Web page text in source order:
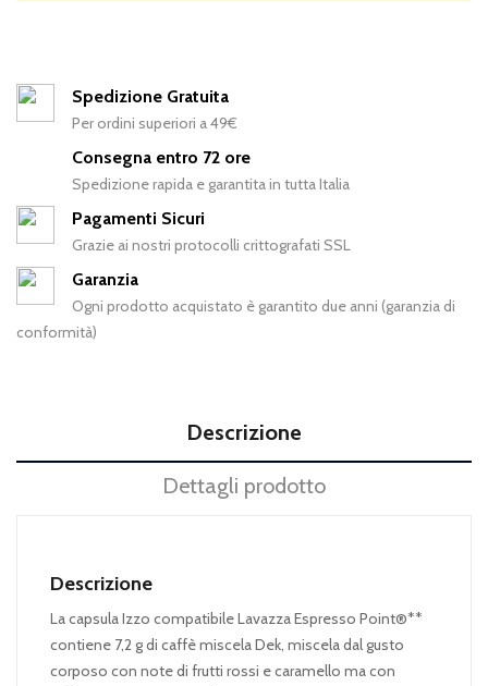
Spedizione Gratuita
Per ordini superiori a 49€
Consegna entro 72 ore
Spedizione rapida e garantita in tutta Italia
Pagamenti Sicuri
Grazie ai nostri protocolli crittografati SSL
Garanzia
Ogni prodotto acquistato è garantito due anni (garanzia di
conformità)
Descrizione
Dettagli prodotto
Descrizione
La capsula Izzo compatibile Lavazza Espresso Point®**
contiene 7,2 g di caffè miscela Dek, miscela dal gusto
corposo con note di frutti rossi e caramello ma con